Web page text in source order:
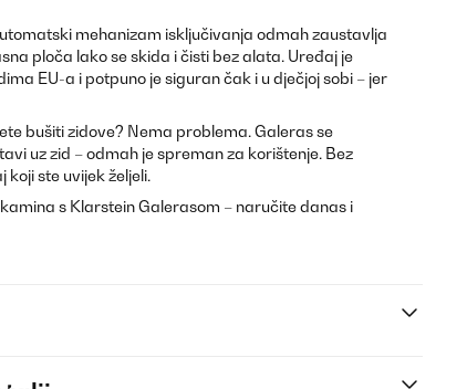
mehanizam isključivanja odmah zaustavlja
ploča lako se skida i čisti bez alata. Uređaj je
EU-a i potpuno je siguran čak i u dječjoj sobi – jer
bušiti zidove? Nema problema. Galeras se
uz zid – odmah je spreman za korištenje. Bez
ste uvijek željeli.
s Klarstein Galerasom – naručite danas i